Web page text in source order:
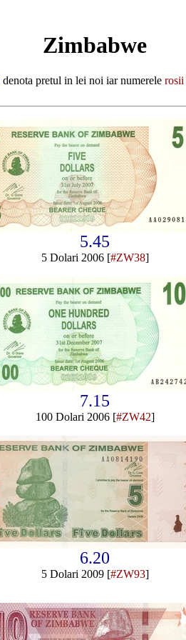
Zimbabwe
denota pretul in lei noi iar numerele rosii
5.45
5 Dolari 2006 [#ZW38]
7.15
100 Dolari 2006 [#ZW42]
6.20
5 Dolari 2009 [#ZW93]